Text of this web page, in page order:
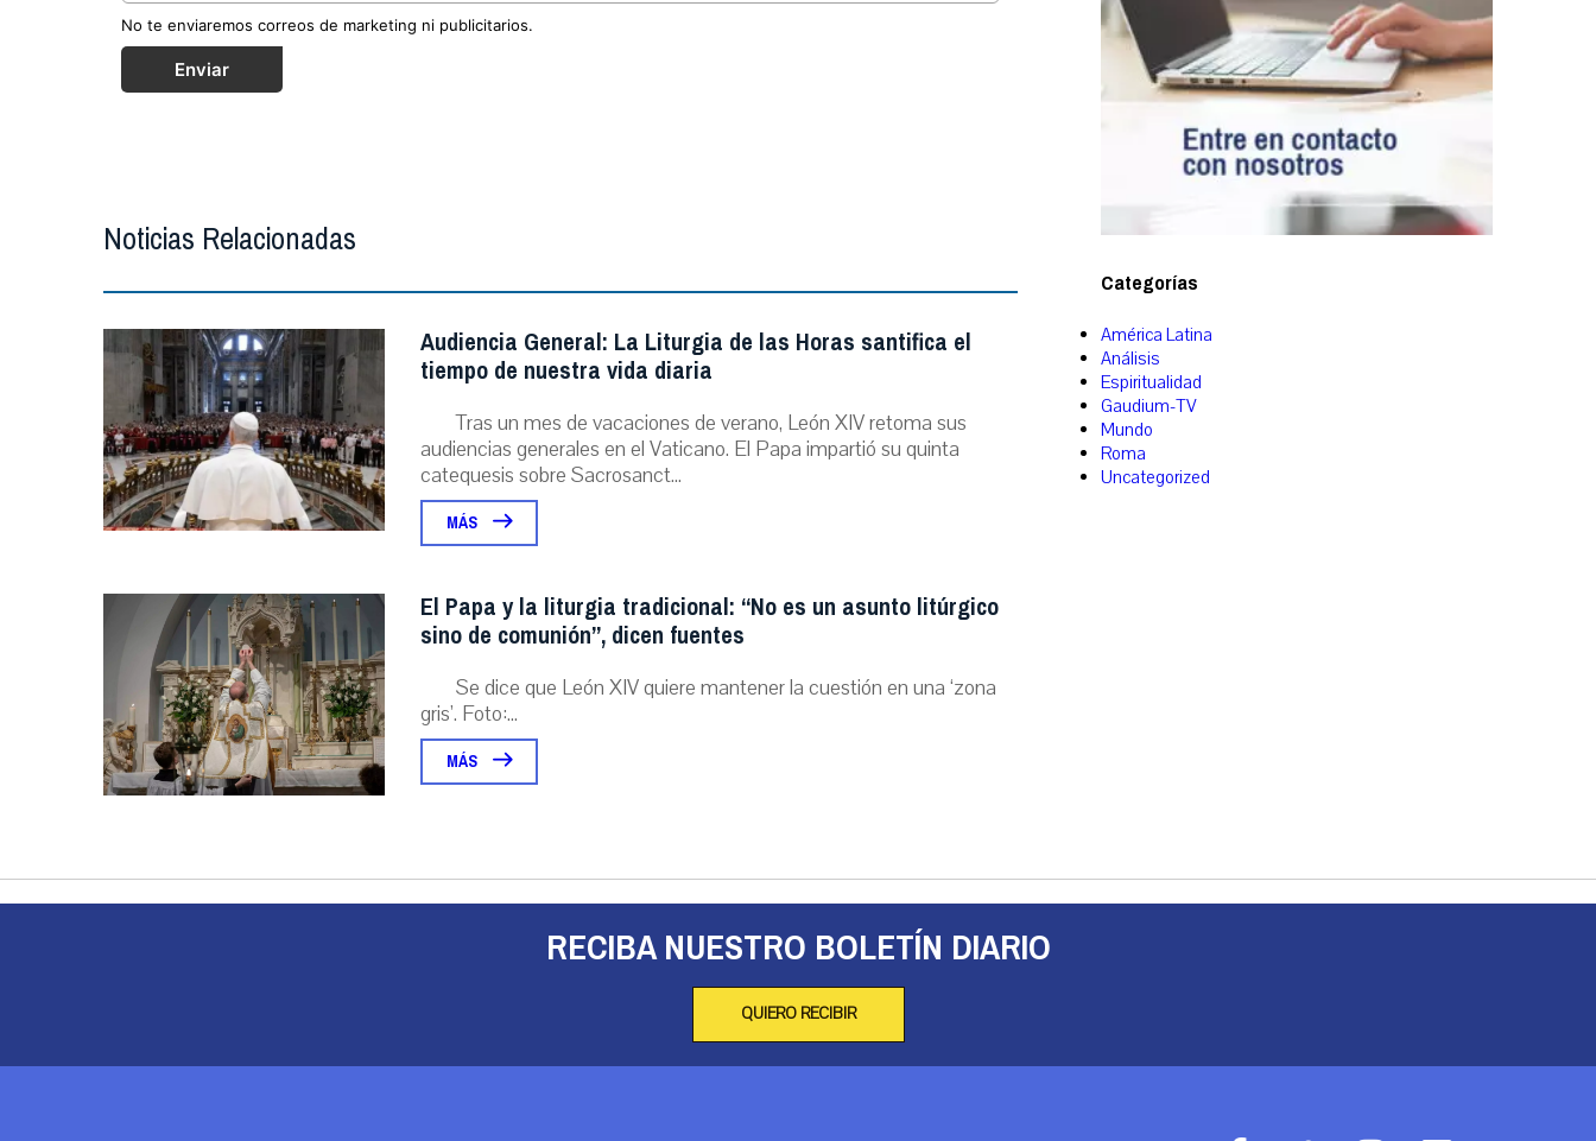
No te enviaremos correos de marketing ni publicitarios.
Enviar
Noticias Relacionadas
Audiencia General: La Liturgia de las Horas santifica el
tiempo de nuestra vida diaria
Tras un mes de vacaciones de verano, León XIV retoma sus
audiencias generales en el Vaticano. El Papa impartió su quinta
catequesis sobre Sacrosanct...
MÁS
El Papa y la liturgia tradicional: “No es un asunto litúrgico
sino de comunión”, dicen fuentes
Se dice que León XIV quiere mantener la cuestión en una ‘zona
gris’. Foto:...
MÁS
Categorías
América Latina
Análisis
Espiritualidad
Gaudium-TV
Mundo
Roma
Uncategorized
RECIBA NUESTRO BOLETÍN DIARIO
QUIERO RECIBIR